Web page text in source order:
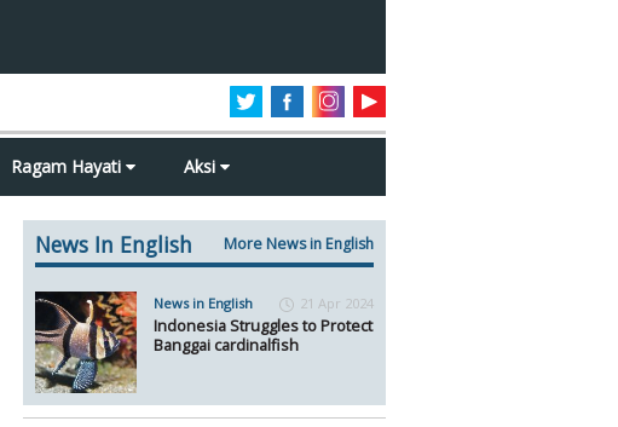
Ragam Hayati Aksi
News In English More News in English
News in English 21 Apr 2024
Indonesia Struggles to Protect
Banggai cardinalfish